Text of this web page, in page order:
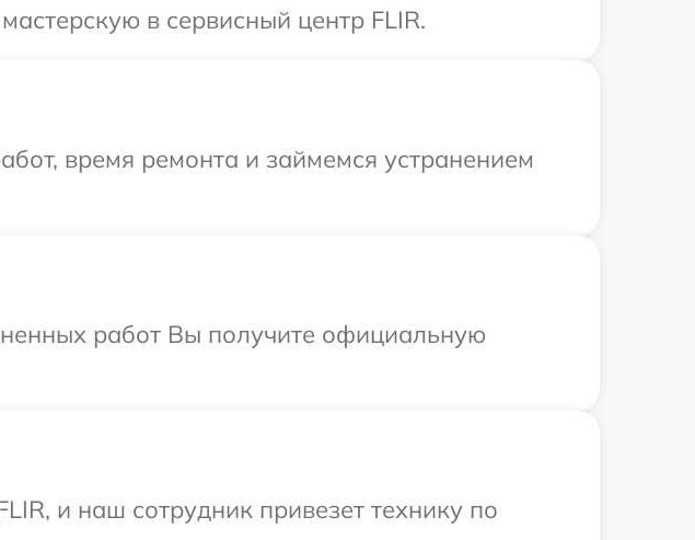
в сервисный центр FLIR.
время ремонта и займемся устранением
работ Вы получите официальную
и наш сотрудник привезет технику по